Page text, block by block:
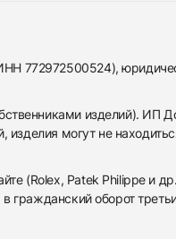
772972500524),
изделий). ИП
изделия могут не
(Rolex, Patek Philippe и
гражданский оборот